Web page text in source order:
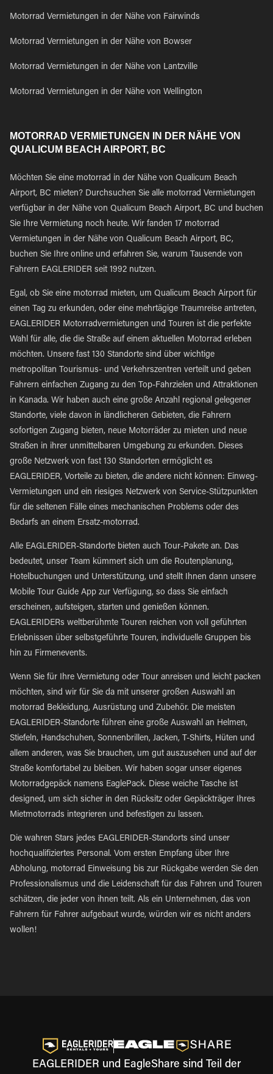
Motorrad Vermietungen in der Nähe von Fairwinds
Motorrad Vermietungen in der Nähe von Bowser
Motorrad Vermietungen in der Nähe von Lantzville
Motorrad Vermietungen in der Nähe von Wellington
MOTORRAD VERMIETUNGEN IN DER NÄHE VON
QUALICUM BEACH AIRPORT, BC
Möchten Sie eine motorrad in der Nähe von Qualicum Beach
Airport, BC mieten? Durchsuchen Sie alle motorrad Vermietungen
verfügbar in der Nähe von Qualicum Beach Airport, BC und buchen
Sie Ihre Vermietung noch heute. Wir fanden 17 motorrad
Vermietungen in der Nähe von Qualicum Beach Airport, BC,
buchen Sie Ihre online und erfahren Sie, warum Tausende von
Fahrern EAGLERIDER seit 1992 nutzen.
Egal, ob Sie eine motorrad mieten, um Qualicum Beach Airport für
einen Tag zu erkunden, oder eine mehrtägige Traumreise antreten,
EAGLERIDER Motorradvermietungen und Touren ist die perfekte
Wahl für alle, die die Straße auf einem aktuellen Motorrad erleben
möchten. Unsere fast 130 Standorte sind über wichtige
metropolitan Tourismus- und Verkehrszentren verteilt und geben
Fahrern einfachen Zugang zu den Top-Fahrzielen und Attraktionen
in Kanada. Wir haben auch eine große Anzahl regional gelegener
Standorte, viele davon in ländlicheren Gebieten, die Fahrern
sofortigen Zugang bieten, neue Motorräder zu mieten und neue
Straßen in ihrer unmittelbaren Umgebung zu erkunden. Dieses
große Netzwerk von fast 130 Standorten ermöglicht es
EAGLERIDER, Vorteile zu bieten, die andere nicht können: Einweg-
Vermietungen und ein riesiges Netzwerk von Service-Stützpunkten
für die seltenen Fälle eines mechanischen Problems oder des
Bedarfs an einem Ersatz-motorrad.
Alle EAGLERIDER-Standorte bieten auch Tour-Pakete an. Das
bedeutet, unser Team kümmert sich um die Routenplanung,
Hotelbuchungen und Unterstützung, und stellt Ihnen dann unsere
Mobile Tour Guide App zur Verfügung, so dass Sie einfach
erscheinen, aufsteigen, starten und genießen können.
EAGLERIDERs weltberühmte Touren reichen von voll geführten
Erlebnissen über selbstgeführte Touren, individuelle Gruppen bis
hin zu Firmenevents.
Wenn Sie für Ihre Vermietung oder Tour anreisen und leicht packen
möchten, sind wir für Sie da mit unserer großen Auswahl an
motorrad Bekleidung, Ausrüstung und Zubehör. Die meisten
EAGLERIDER-Standorte führen eine große Auswahl an Helmen,
Stiefeln, Handschuhen, Sonnenbrillen, Jacken, T-Shirts, Hüten und
allem anderen, was Sie brauchen, um gut auszusehen und auf der
Straße komfortabel zu bleiben. Wir haben sogar unser eigenes
Motorradgepäck namens EaglePack. Diese weiche Tasche ist
designed, um sich sicher in den Rücksitz oder Gepäckträger Ihres
Mietmotorrads integrieren und befestigen zu lassen.
Die wahren Stars jedes EAGLERIDER-Standorts sind unser
hochqualifiziertes Personal. Vom ersten Empfang über Ihre
Abholung, motorrad Einweisung bis zur Rückgabe werden Sie den
Professionalismus und die Leidenschaft für das Fahren und Touren
schätzen, die jeder von ihnen teilt. Als ein Unternehmen, das von
Fahrern für Fahrer aufgebaut wurde, würden wir es nicht anders
wollen!
EAGLERIDER und EagleShare sind Teil der